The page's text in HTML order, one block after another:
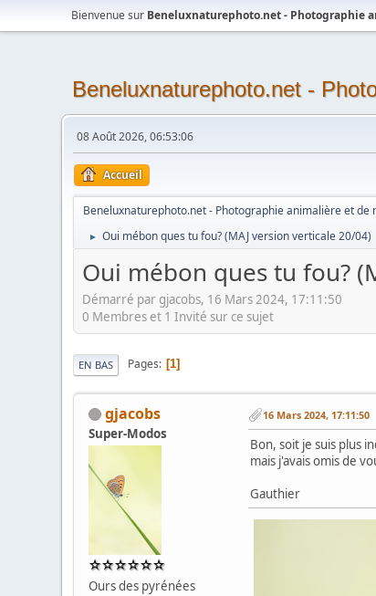
Bienvenue sur Beneluxnaturephoto.net - Photographie
Beneluxnaturephoto.net -
08 Août 2026, 06:53:06
Accueil
Beneluxnaturephoto.net - Photographie animalière et de
► Oui mébon ques tu fou? (MAJ version verticale 20/04)
Oui mébon ques tu fou?
Démarré par gjacobs, 16 Mars 2024, 17:11:50
0 Membres et 1 Invité sur ce sujet
EN BAS Pages 1
gjacobs
Super-Modos
Ours des pyrénées
16 Mars 2024, 17:11:50
Bon, soit je suis plus
mais j'avais omis de
Gauthier